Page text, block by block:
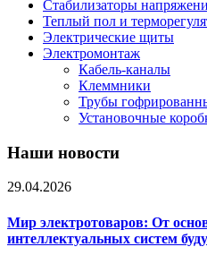
Стабилизаторы
Теплый пол и
Электрические щиты
Электромонтаж
Кабель-каналы
Клеммники
Трубы
Установочные
Наши новости
29.04.2026
Мир электротоваров: От
интеллектуальных систем